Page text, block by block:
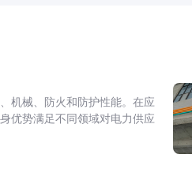
机械、防火和防护性能。在应
优势满足不同领域对电力供应